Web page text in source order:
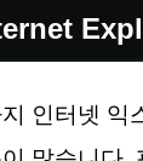
인터넷 익